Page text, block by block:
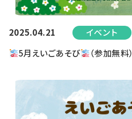
2025.04.21
イベント
5月えいごあそび
（参加無料）